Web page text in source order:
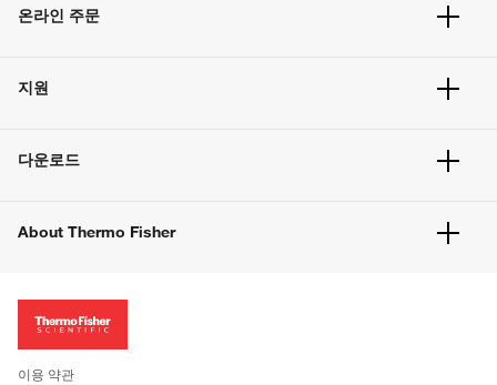
온라인 주문
주문 방법
벌크 주문
지원
고객 센터
웹사이트 개선사항
다운로드
About Thermo Fisher
투자자
사회적 책임
이용 약관